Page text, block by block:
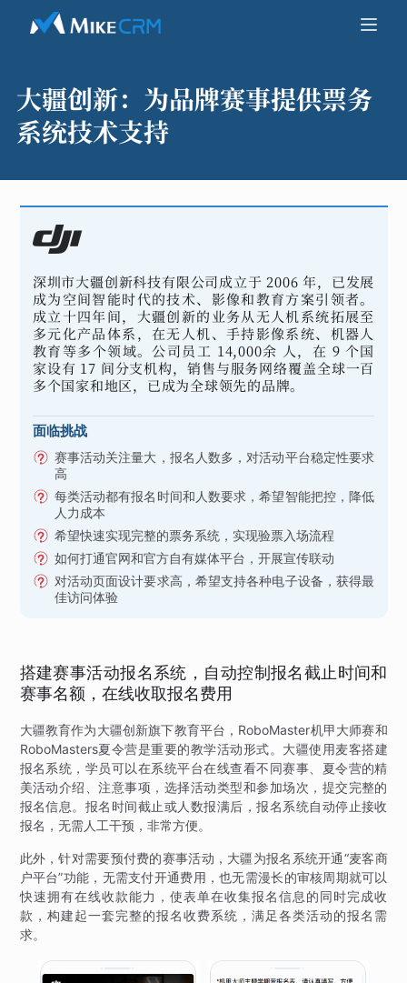
大疆创新： 为品牌赛事提供票务
系统技术支持
深圳市大疆创新科技有限公司成立于 2006 年，已发展
成为空间智能时代的技术、影像和教育方案引领者。
成立十四年间，大疆创新的业务从无人机系统拓展至
多元化产品体系，在无人机、手持影像系统、机器人
教育等多个领域。公司员工 14,000余 人，在 9 个国
家设有 17 间分支机构，销售与服务网络覆盖全球一百
多个国家和地区，已成为全球领先的品牌。
面临挑战
赛事活动关注量大，报名人数多，对活动平台稳定性要求
高
每类活动都有报名时间和人数要求，希望智能把控，降低
人力成本
希望快速实现完整的票务系统，实现验票入场流程
如何打通官网和官方自有媒体平台，开展宣传联动
对活动页面设计要求高，希望支持各种电子设备，获得最
佳访问体验
搭建赛事活动报名系统，自动控制报名截止时间和
赛事名额，在线收取报名费用
大疆教育作为大疆创新旗下教育平台，RoboMaster机甲大师赛和
RoboMasters夏令营是重要的教学活动形式。大疆使用麦客搭建
报名系统，学员可以在系统平台在线查看不同赛事、夏令营的精
美活动介绍、注意事项，选择活动类型和参加场次，提交完整的
报名信息。报名时间截止或人数报满后，报名系统自动停止接收
报名，无需人工干预，非常方便。
此外，针对需要预付费的赛事活动，大疆为报名系统开通“麦客商
户平台”功能，无需支付开通费用，也无需漫长的审核周期就可以
快速拥有在线收款能力，使表单在收集报名信息的同时完成收
款，构建起一套完整的报名收费系统，满足各类活动的报名需
求。